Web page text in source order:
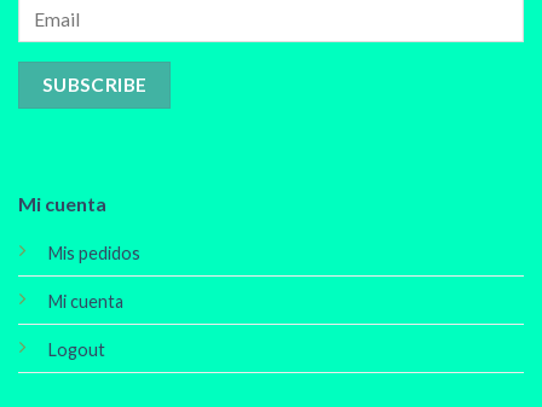
Mi cuenta
Mis pedidos
Mi cuenta
Logout